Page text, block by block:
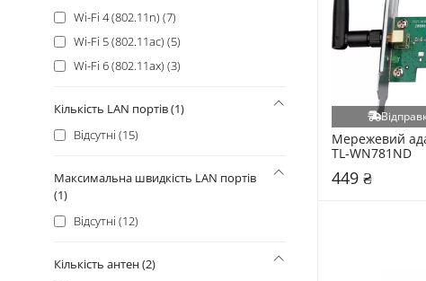
Wi-Fi 4 (802.11n) (7)
Wi-Fi 5 (802.11ac) (5)
Wi-Fi 6 (802.11ax) (3)
Кількість LAN портів (1)
Відсутні (15)
Максимальна швидкість LAN портів
(1)
Відсутні (12)
Кількість антен (2)
Мережевий
TL-WN781ND
449 ₴